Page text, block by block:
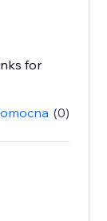
for
(0)